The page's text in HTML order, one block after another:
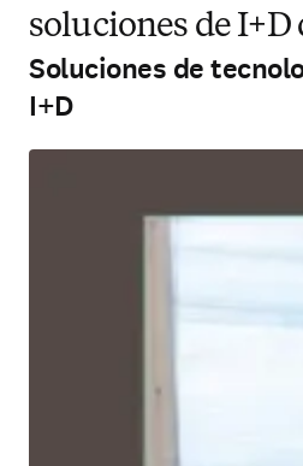
soluciones de I+D
Soluciones de
I+D